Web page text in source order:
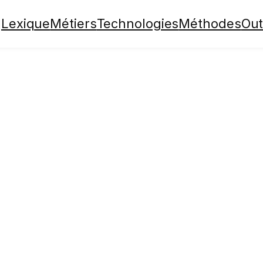
LexiqueMétiersTechnologiesMéthodes